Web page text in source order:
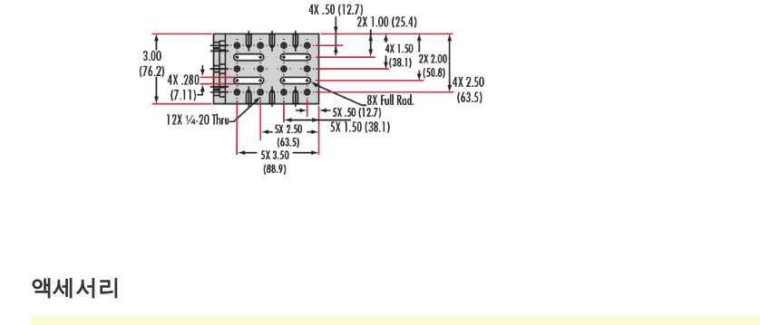
액세서리